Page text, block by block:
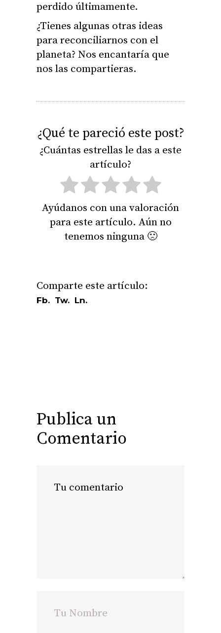
perdido últimamente.
¿Tienes algunas otras ideas
para reconciliarnos con el
planeta? Nos encantaría que
nos las compartieras.
¿Qué te pareció este post?
¿Cuántas estrellas le das a este
artículo?
Ayúdanos con una valoración
para este artículo. Aún no
tenemos ninguna 🙁
Fb. Tw. Ln.
Publica un
Comentario